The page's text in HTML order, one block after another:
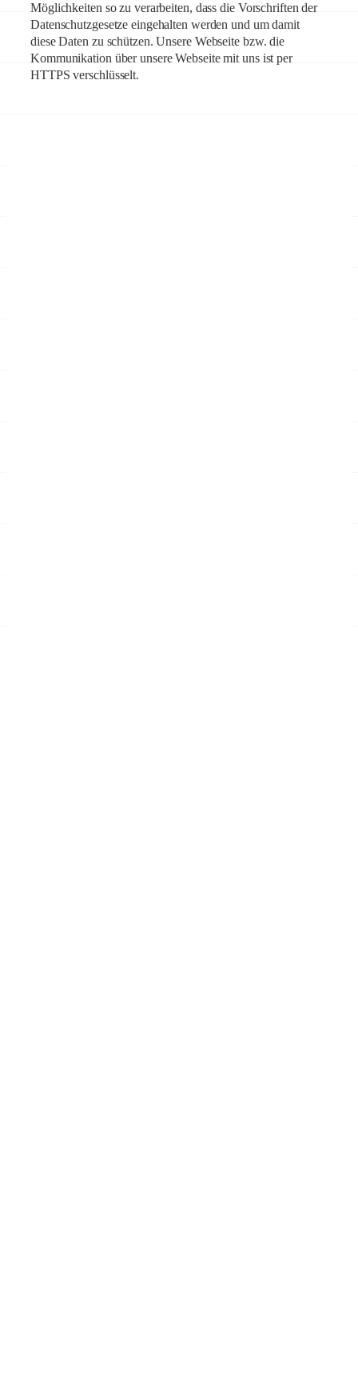
Möglichkeiten so zu verarbeiten, dass die Vorschriften der
Datenschutzgesetze eingehalten werden und um damit
diese Daten zu schützen. Unsere Webseite bzw. die
Kommunikation über unsere Webseite mit uns ist per
HTTPS verschlüsselt.